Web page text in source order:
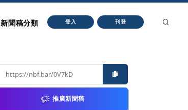
新聞稿分類 登入 刊登
推廣新聞稿